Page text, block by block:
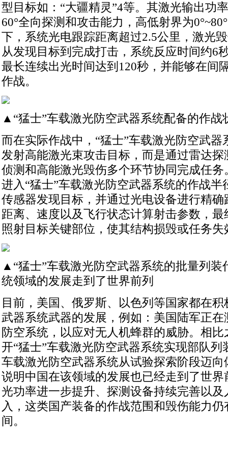
型目标如：“大疆精灵”4等。其激光输出功
60°全向探测和攻击能力，高低射界为
下，系统光电跟踪距离超过2.5公里，激光
从发现目标到完成打击，系统反应时间约6
最长连续出光时间达到120秒，并能够在间
作战。
▲“猛士”车载激光防空武器系统配备的作战
而在实际作战中，“猛士”车载激光防空武
发射高能激光束攻击目标，而是通过雷达
侦测和高能激光毁伤多个环节协同完成任务
进入“猛士”车载激光防空武器系统的作战
传感器发现目标，并通过光电设备进行精
距离、速度以及飞行状态计算射击参数，
照射目标关键部位，使其结构损毁或任务失
▲“猛士”车载激光防空武器系统的批量列装
统领域的发展走到了世界前列
目前，美国、俄罗斯、以色列等国家都在
武器系统武器的发展，例如：美国陆军正
防空系统，以应对无人机蜂群的威胁。相
开“猛士”车载激光防空武器系统实现部队
车载激光防空武器系统从试验探索阶段迈
说明中国在该领域的发展也已经走到了世
光功率进一步提升、探测设备持续完善以
入，这类国产装备的作战范围和毁伤能力
间。